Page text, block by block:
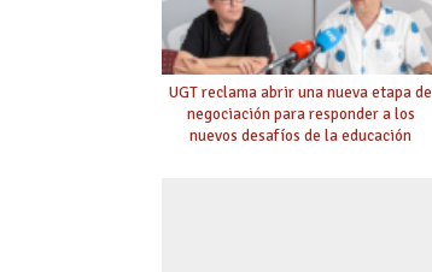
UGT reclama abrir una nueva etapa de
negociación para responder a los
nuevos desafíos de la educación